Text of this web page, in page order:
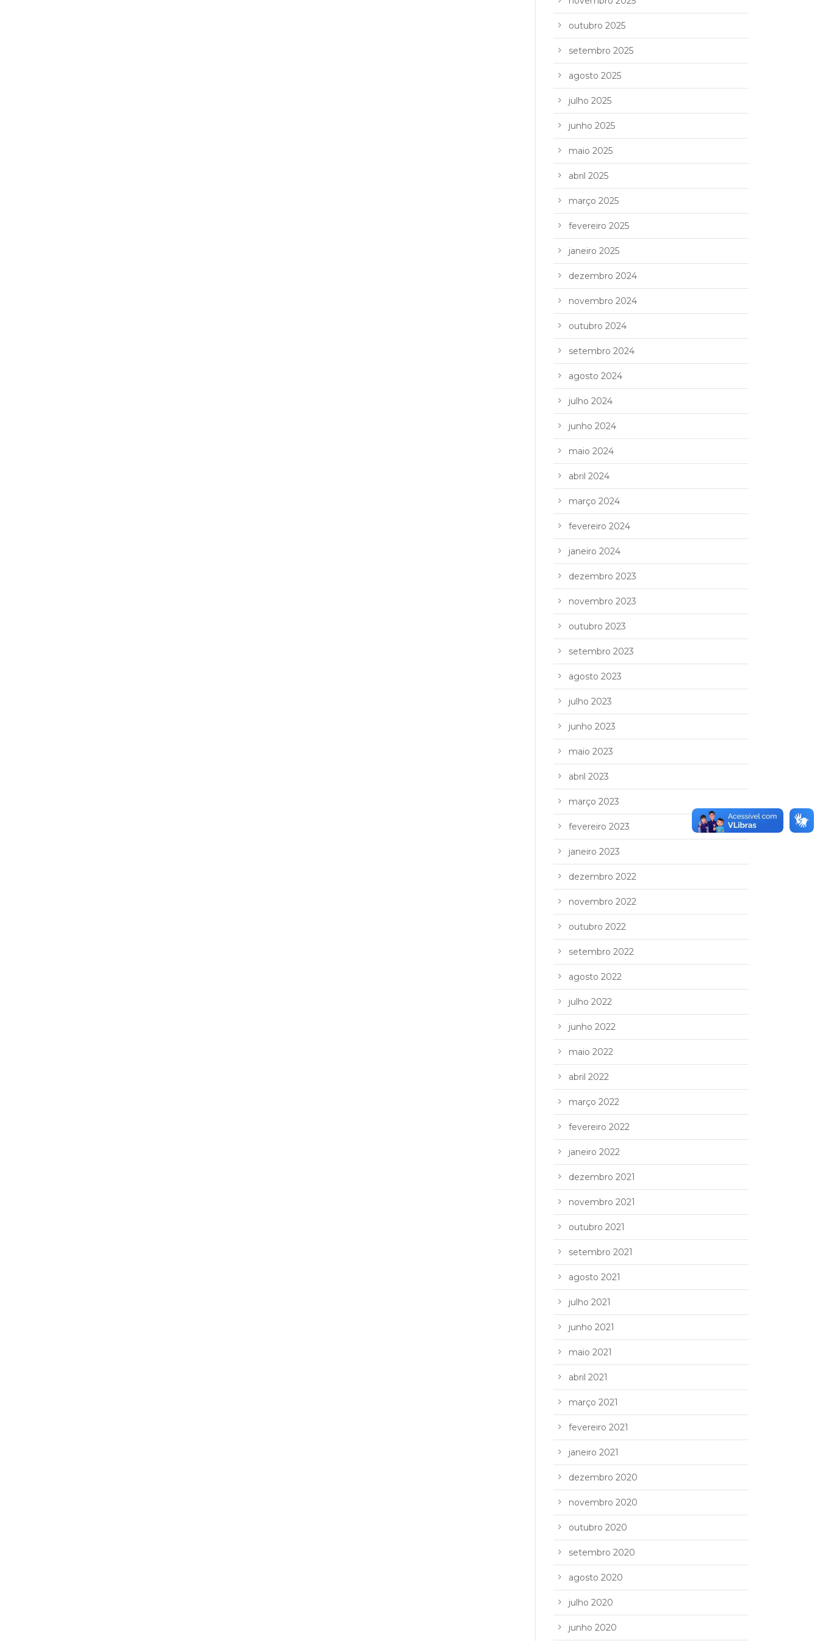
outubro 2025
setembro 2025
agosto 2025
julho 2025
junho 2025
maio 2025
abril 2025
março 2025
fevereiro 2025
janeiro 2025
dezembro 2024
novembro 2024
outubro 2024
setembro 2024
agosto 2024
julho 2024
junho 2024
maio 2024
abril 2024
março 2024
fevereiro 2024
janeiro 2024
dezembro 2023
novembro 2023
outubro 2023
setembro 2023
agosto 2023
julho 2023
junho 2023
maio 2023
abril 2023
março 2023
fevereiro 2023
janeiro 2023
dezembro 2022
novembro 2022
outubro 2022
setembro 2022
agosto 2022
julho 2022
junho 2022
maio 2022
abril 2022
março 2022
fevereiro 2022
janeiro 2022
dezembro 2021
novembro 2021
outubro 2021
setembro 2021
agosto 2021
julho 2021
junho 2021
maio 2021
abril 2021
março 2021
fevereiro 2021
janeiro 2021
dezembro 2020
novembro 2020
outubro 2020
setembro 2020
agosto 2020
julho 2020
junho 2020